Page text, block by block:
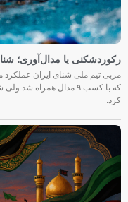
رکوردشکنی یا مدال‌آوری؛
مربی تیم ملی شنای ایران
که با کسب ۹ مدال همراه
کرد.